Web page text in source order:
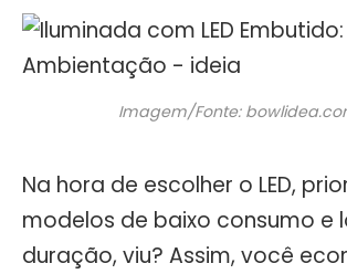
Imagem/Fonte:
Na hora de escolher o LED,
modelos de baixo consumo e
duração, viu? Assim, você